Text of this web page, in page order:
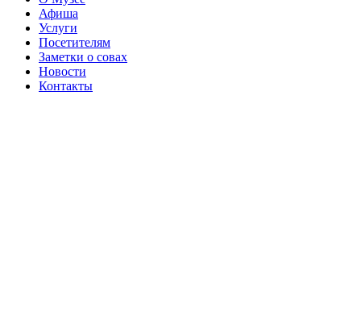
Афиша
Услуги
Посетителям
Заметки о совах
Новости
Контакты